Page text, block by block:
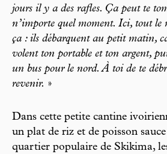
jours il y a des rafles. Ça peut te
n’importe quel moment. Ici, tout le
ça : ils débarquent au petit matin,
volent ton portable et ton argent,
un bus pour le nord. À toi de te
revenir. »
Dans cette petite cantine
un plat de riz et de poisson
quartier populaire de Skikima,